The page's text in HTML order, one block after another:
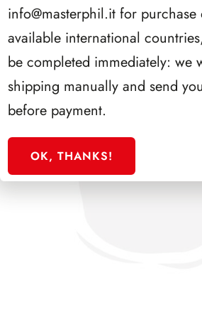
info@masterphil.it for purchase
available international
be completed immediately: we
shipping manually and send
before payment.
OK, THANKS!